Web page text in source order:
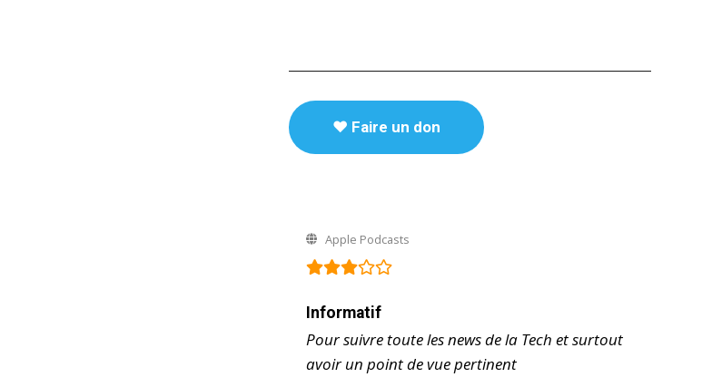
♥️ Faire un don
Apple Podcasts
Informatif
Pour suivre toute les news de la Tech et surtout
avoir un point de vue pertinent